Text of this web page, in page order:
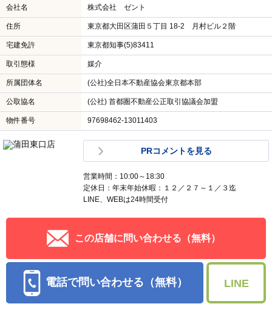
会社名 株式会社 ゼント
住所 東京都大田区蒲田５丁目 18-2 月村ビル２階
宅建免許 東京都知事(5)83411
取引態様 媒介
所属団体名 (公社)全日本不動産協会東京都本部
公取協名 (公社) 首都圏不動産公正取引協議会加盟
物件番号 97698462-13011403
PRコメントを見る
営業時間：10:00～18:30
定休日：年末年始休暇：１２／２７～１／３迄
LINE、WEBは24時間受付
この店舗に問い合わせる（無料）
電話で問い合わせる（無料） LINE